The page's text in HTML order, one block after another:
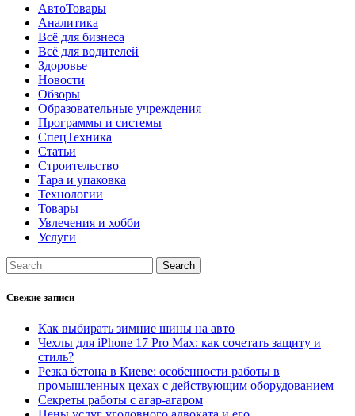
АвтоТовары
Аналитика
Всё для бизнеса
Всё для водителей
Здоровье
Новости
Обзоры
Образовательные учреждения
Программы и системы
СпецТехника
Статьи
Строительство
Тара и упаковка
Технологии
Товары
Увлечения и хобби
Услуги
Свежие записи
Как выбирать зимние шины на авто
Чехлы для iPhone 17 Pro Max: как сочетать защиту и
стиль?
Резка бетона в Киеве: особенности работы в
промышленных цехах с действующим оборудованием
Секреты работы с агар-агаром